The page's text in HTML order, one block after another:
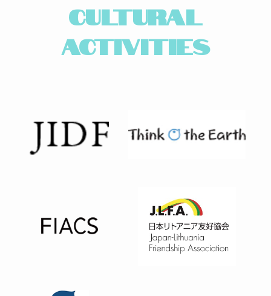
CULTURAL
ACTIVITIES